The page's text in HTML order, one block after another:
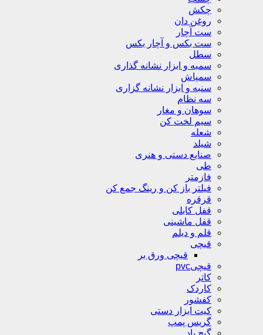
چکش
روغن دان
ست آچار
ست بکس و آچار بکس
سطل
سمبه و ابزار نشانه گذاری
سمپاش
سنبه و ابزار نشانه گزاری
سه نظام
سوهان و مغار
سیم لخت کن
شعله
شیلد
صنایع دستی و هنری
طی
فازمتر
فیلتر باز کن و رینگ جمع کن
قرقره
قفل کابلی
قفل ماشینی
قلم و دیلم
قیچی
قیچی ورق بر
قیچیpvc
کاتر
کاردک
کفشور
کیت ابزار دستی
گریس پمپ